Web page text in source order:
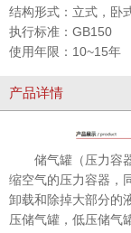
结构形式： 立式，卧
执行标准： GB150
使用年限： 10~15年
产品详情
储气罐（压力容
缩空气的压力容器，
卸载和除掉大部分的
压储气罐，低压储气